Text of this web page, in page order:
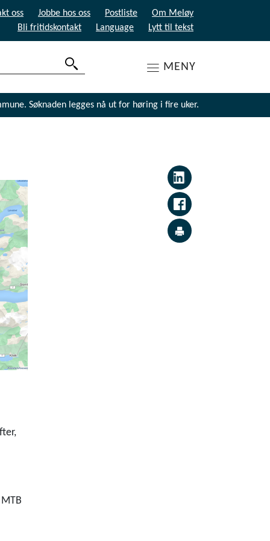
oss Jobbe hos oss Postliste
Om Meløy
Bli fritidskontakt
Language Lytt til tekst
MENY
Søknaden legges nå ut for høring i fire uker.